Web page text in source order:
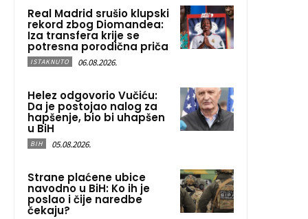
Real Madrid srušio klupski
rekord zbog Diomandea:
Iza transfera krije se
potresna porodična priča
ISTAKNUTO 06.08.2026.
Helez odgovorio Vučiću:
Da je postojao nalog za
hapšenje, bio bi uhapšen
u BiH
BIH 05.08.2026.
Strane plaćene ubice
navodno u BiH: Ko ih je
poslao i čije naredbe
čekaju?